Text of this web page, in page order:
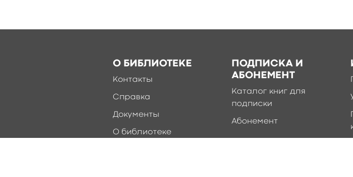
О БИБЛИОТЕКЕ
Контакты
Справка
Документы
О библиотеке
ПОДПИСКА И
АБОНЕМЕНТ
Каталог книг для
подписки
Абонемент